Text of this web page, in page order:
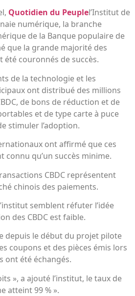
Quotidien du Peuplel’Institut de
numérique, la branche
de la Banque populaire de
que la grande majorité des
été couronnés de succès.
de la technologie et les
ont distribué des millions
de bons de réduction et de
et de type carte à puce
stimuler l’adoption.
ont affirmé que ces
connu qu’un succès minime.
CBDC représentent
chinois des paiements.
semblent réfuter l’idée
des CBDC est faible.
depuis le début du projet pilote
coupons et des pièces émis lors
ont été échangés.
», a ajouté l’institut, le taux de
atteint 99 % ».